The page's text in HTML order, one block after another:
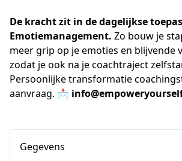
De kracht zit in de dagelijkse
Emotiemanagement. Zo bouw je
meer grip op je emoties en blijvende
zodat je ook na je coachtraject
Persoonlijke transformatie
aanvraag. 📩
Gegevens